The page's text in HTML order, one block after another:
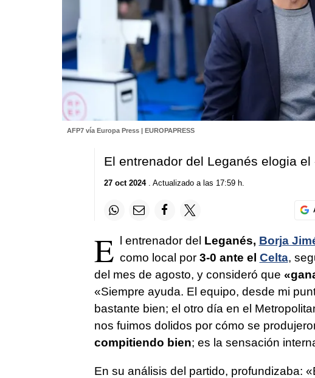
AFP7 vía Europa Press | EUROPAPRESS
El entrenador del Leganés elogia
27 oct 2024. Actualizado a las 17:59 h.
E l entrenador del Leganés, Borja
como local por3-0 ante el Celta,
del mes de agosto, y consideró que
«Siempre ayuda. El equipo, desde mi
bastante bien; el otro día en el
nos fuimos dolidos por cómo se
compitiendo bien; es la sensación
En su análisis del partido, profundizaba: